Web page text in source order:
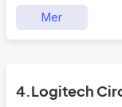
Google Home.
Med See Maxi
dina dagliga
Mer
4.Logitech